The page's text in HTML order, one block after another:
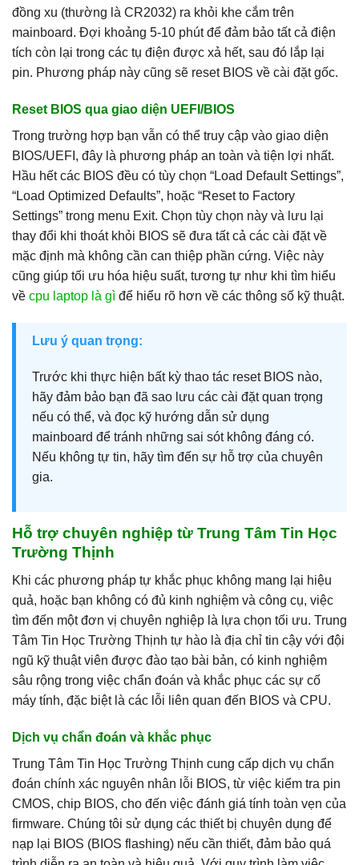
đồng xu (thường là CR2032) ra khỏi khe cắm trên
mainboard. Đợi khoảng 5-10 phút để đảm bảo tất cả điện
tích còn lại trong các tụ điện được xả hết, sau đó lắp lại
pin. Phương pháp này cũng sẽ reset BIOS về cài đặt gốc.
Reset BIOS qua giao diện UEFI/BIOS
Trong trường hợp bạn vẫn có thể truy cập vào giao diện
BIOS/UEFI, đây là phương pháp an toàn và tiện lợi nhất.
Hầu hết các BIOS đều có tùy chọn “Load Default Settings”,
“Load Optimized Defaults”, hoặc “Reset to Factory
Settings” trong menu Exit. Chọn tùy chọn này và lưu lại
thay đổi khi thoát khỏi BIOS sẽ đưa tất cả các cài đặt về
mặc định mà không cần can thiệp phần cứng. Việc này
cũng giúp tối ưu hóa hiệu suất, tương tự như khi tìm hiểu
về cpu laptop là gì để hiểu rõ hơn về các thông số kỹ thuật.
Lưu ý quan trọng:
Trước khi thực hiện bất kỳ thao tác reset BIOS nào,
hãy đảm bảo bạn đã sao lưu các cài đặt quan trọng
nếu có thể, và đọc kỹ hướng dẫn sử dụng
mainboard để tránh những sai sót không đáng có.
Nếu không tự tin, hãy tìm đến sự hỗ trợ của chuyên
gia.
Hỗ trợ chuyên nghiệp từ Trung Tâm Tin Học
Trường Thịnh
Khi các phương pháp tự khắc phục không mang lại hiệu
quả, hoặc bạn không có đủ kinh nghiệm và công cụ, việc
tìm đến một đơn vị chuyên nghiệp là lựa chọn tối ưu. Trung
Tâm Tin Học Trường Thịnh tự hào là địa chỉ tin cậy với đội
ngũ kỹ thuật viên được đào tạo bài bản, có kinh nghiệm
sâu rộng trong việc chẩn đoán và khắc phục các sự cố
máy tính, đặc biệt là các lỗi liên quan đến BIOS và CPU.
Dịch vụ chẩn đoán và khắc phục
Trung Tâm Tin Học Trường Thịnh cung cấp dịch vụ chẩn
đoán chính xác nguyên nhân lỗi BIOS, từ việc kiểm tra pin
CMOS, chip BIOS, cho đến việc đánh giá tính toàn vẹn của
firmware. Chúng tôi sử dụng các thiết bị chuyên dụng để
nạp lại BIOS (BIOS flashing) nếu cần thiết, đảm bảo quá